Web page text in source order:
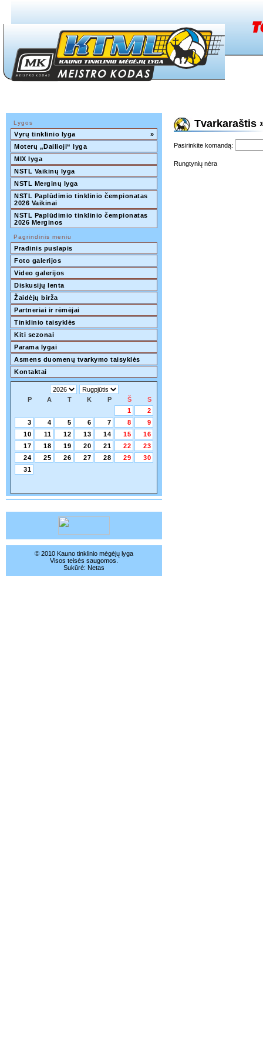
Lygos
Vyrų tinklinio lyga
»
Moterų „Dailioji“ lyga
MIX lyga
NSTL Vaikinų lyga
NSTL Merginų lyga
NSTL Paplūdimio tinklinio čempionatas
2026 Vaikinai
NSTL Paplūdimio tinklinio čempionatas
2026 Merginos
Pagrindinis meniu
Pradinis puslapis
Foto galerijos
Video galerijos
Diskusijų lenta
Žaidėjų birža
Partneriai ir rėmėjai
Tinklinio taisyklės
Kiti sezonai
Parama lygai
Asmens duomenų tvarkymo taisyklės
Kontaktai
P A T K P Š
S
1
2
3
4 5 6 7 8
9
10
11 12 13 14 15
16
17
18 19 20 21 22
23
24
25 26 27 28 29
30
31
© 2010 Kauno tinklinio mėgėjų lyga
Visos teisės saugomos.
Sukūrė: Netas
Tvarkaraštis
Pasirinkite komandą:
Rungtynių nėra